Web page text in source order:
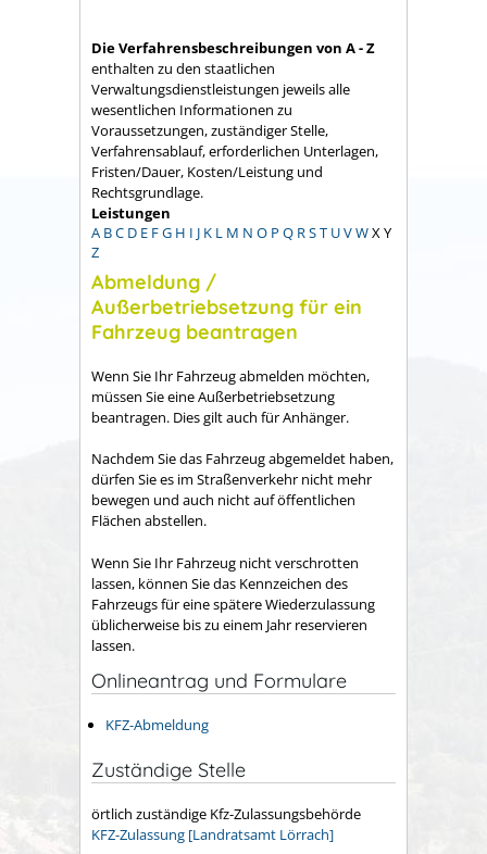
Die Verfahrensbeschreibungen von A - Z
enthalten zu den staatlichen
Verwaltungsdienstleistungen jeweils alle
wesentlichen Informationen zu
Voraussetzungen, zuständiger Stelle,
Verfahrensablauf, erforderlichen Unterlagen,
Fristen/Dauer, Kosten/Leistung und
Rechtsgrundlage.
Leistungen
A BC D E FG H I J K L M N O P Q RST UVWX Y
Z
Abmeldung /
Außerbetriebsetzung für ein
Fahrzeug beantragen
Wenn Sie Ihr Fahrzeug abmelden möchten,
müssen Sie eine Außerbetriebsetzung
beantragen. Dies gilt auch für Anhänger.
Nachdem Sie das Fahrzeug abgemeldet haben,
dürfen Sie es im Straßenverkehr nicht mehr
bewegen und auch nicht auf öffentlichen
Flächen abstellen.
Wenn Sie Ihr Fahrzeug nicht verschrotten
lassen, können Sie das Kennzeichen des
Fahrzeugs für eine spätere Wiederzulassung
üblicherweise bis zu einem Jahr reservieren
lassen.
Onlineantrag und Formulare
KFZ-Abmeldung
Zuständige Stelle
örtlich zuständige Kfz-Zulassungsbehörde
KFZ-Zulassung [Landratsamt Lörrach]